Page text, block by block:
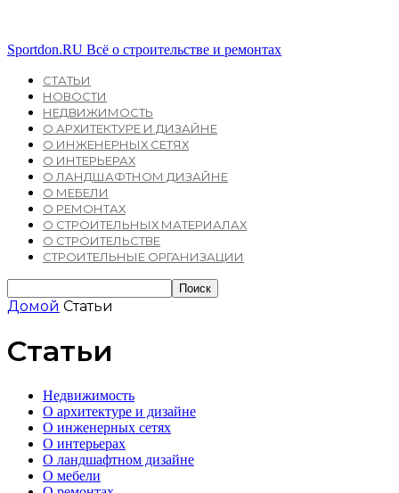
Sportdon.RU Всё о строительстве и ремонтах
СТАТЬИ
НОВОСТИ
НЕДВИЖИМОСТЬ
О АРХИТЕКТУРЕ И ДИЗАЙНЕ
О ИНЖЕНЕРНЫХ СЕТЯХ
О ИНТЕРЬЕРАХ
О ЛАНДШАФТНОМ ДИЗАЙНЕ
О МЕБЕЛИ
О РЕМОНТАХ
О СТРОИТЕЛЬНЫХ МАТЕРИАЛАХ
О СТРОИТЕЛЬСТВЕ
СТРОИТЕЛЬНЫЕ ОРГАНИЗАЦИИ
Домой Статьи
Статьи
Недвижимость
О архитектуре и дизайне
О инженерных сетях
О интерьерах
О ландшафтном дизайне
О мебели